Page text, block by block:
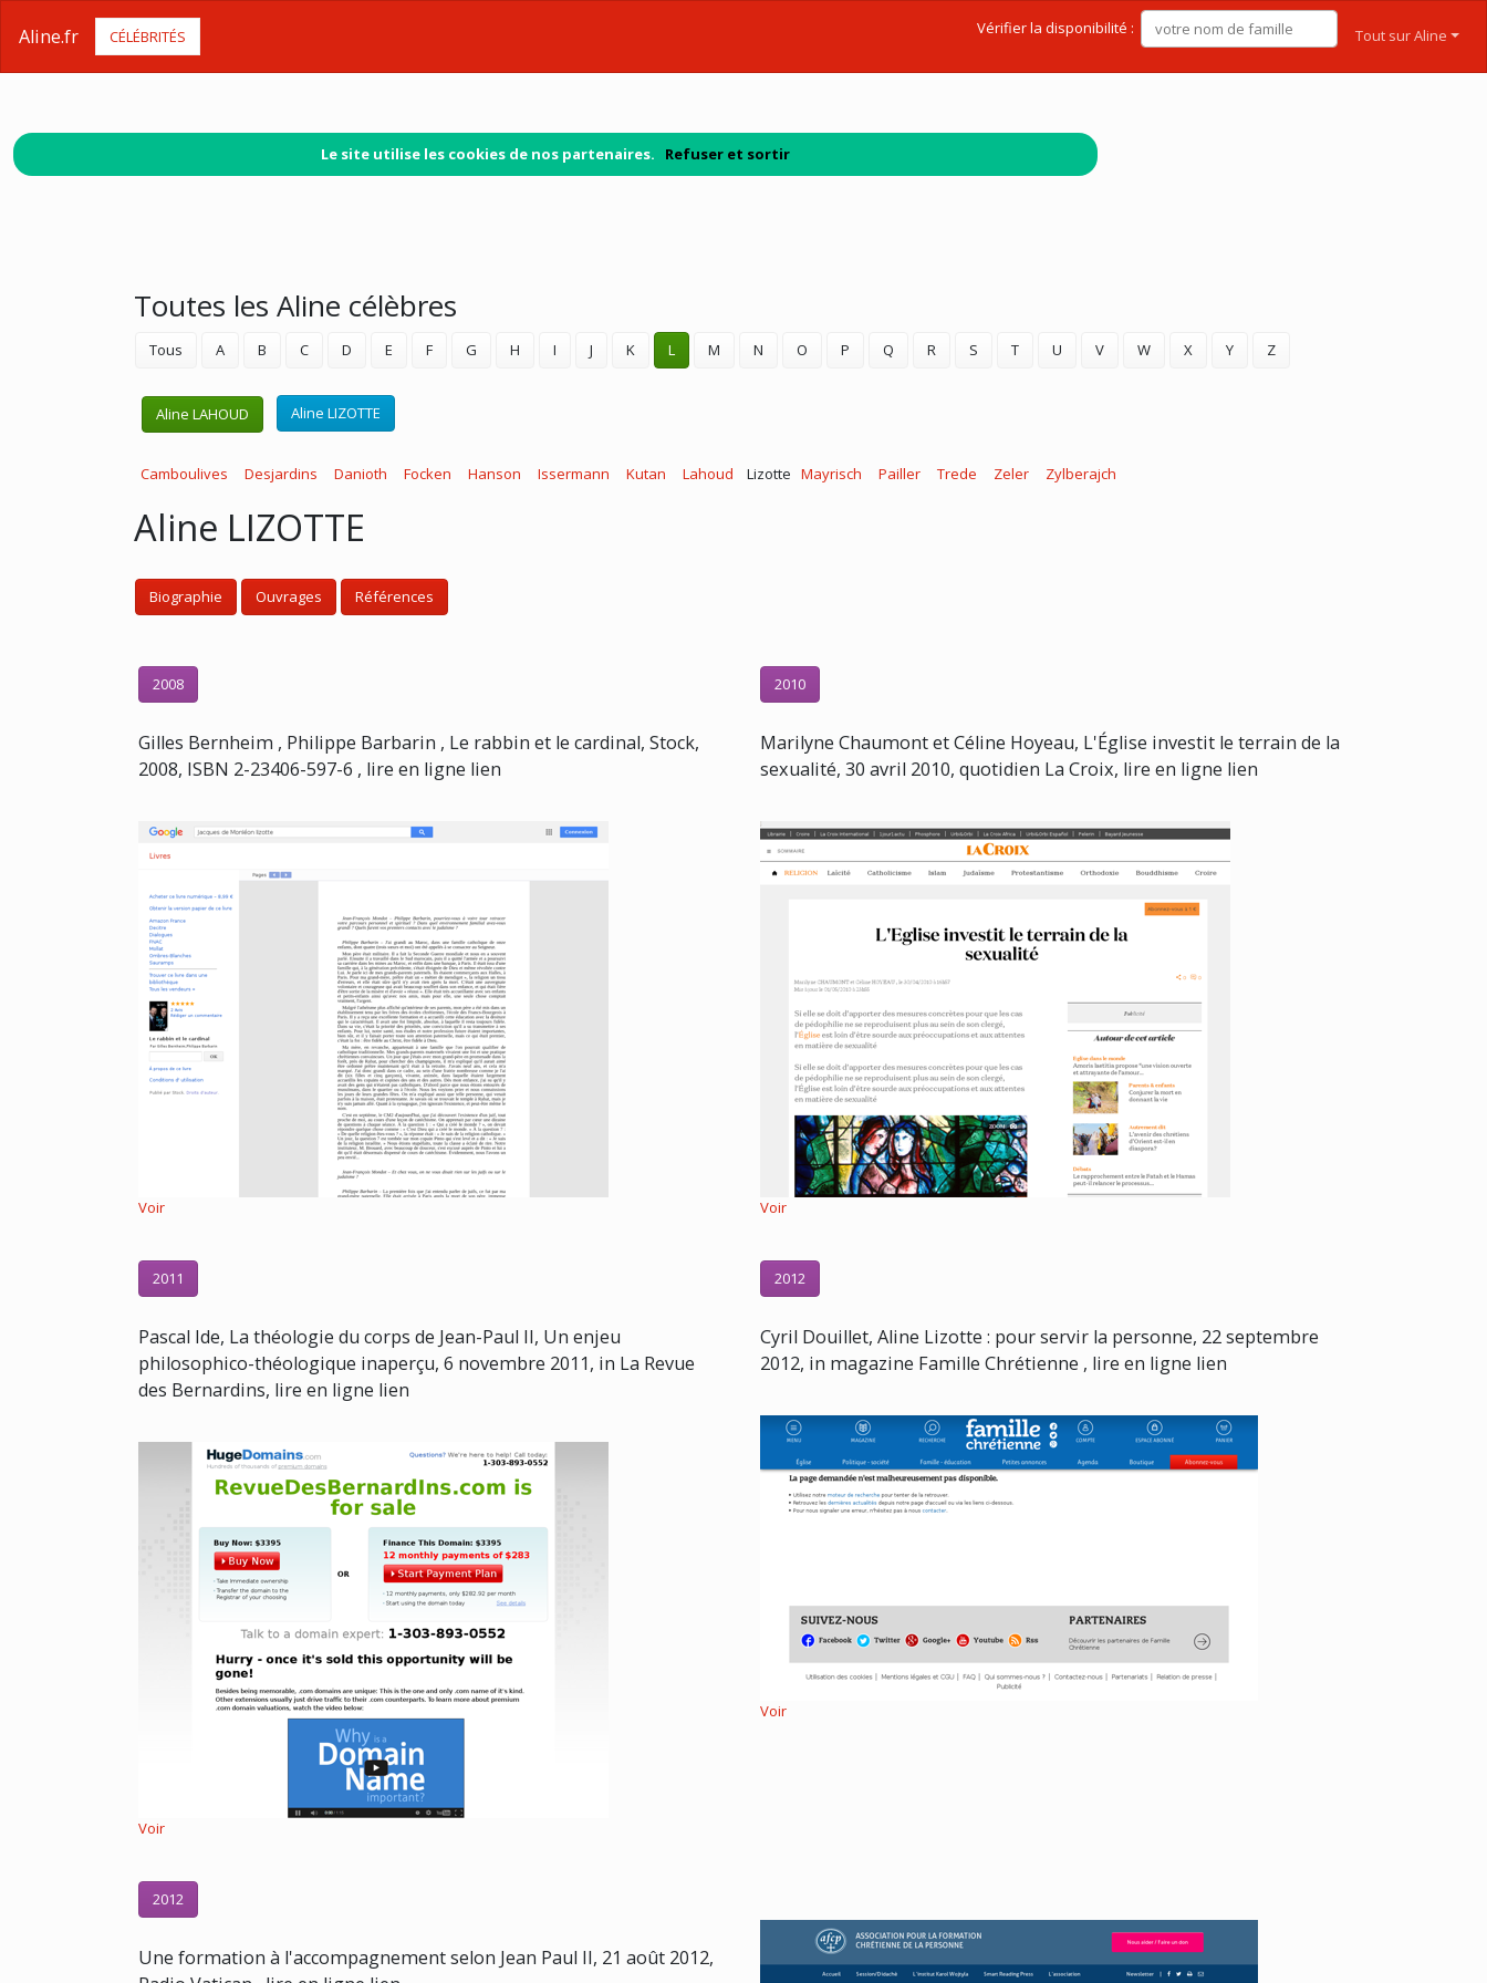
Le site utilise les cookies de nos partenaires. Refuser et sortir
Aline.fr CÉLÉBRITÉS Vérifier la disponibilité : Tout sur Aline
Toutes les Aline célèbres
Tous A B C D E F G H I J K L M N O P Q R S T U V W X Y Z
Aline LAHOUD Aline LIZOTTE
Camboulives Desjardins Danioth Focken Hanson Issermann Kutan Lahoud Lizotte Mayrisch Pailler Trede Zeler Zylberajch
Aline LIZOTTE
Biographie Ouvrages Références
2008
Gilles Bernheim , Philippe Barbarin , Le rabbin et le cardinal, Stock,
2008, ISBN 2-23406-597-6 , lire en ligne lien
Voir
2010
Marilyne Chaumont et Céline Hoyeau, L'Église investit le terrain de la
sexualité, 30 avril 2010, quotidien La Croix, lire en ligne lien
Voir
2011
Pascal Ide, La théologie du corps de Jean-Paul II, Un enjeu
philosophico-théologique inaperçu, 6 novembre 2011, in La Revue
des Bernardins, lire en ligne lien
Voir
2012
Cyril Douillet, Aline Lizotte : pour servir la personne, 22 septembre
2012, in magazine Famille Chrétienne , lire en ligne lien
Voir
2012
Une formation à l'accompagnement selon Jean Paul II, 21 août 2012,